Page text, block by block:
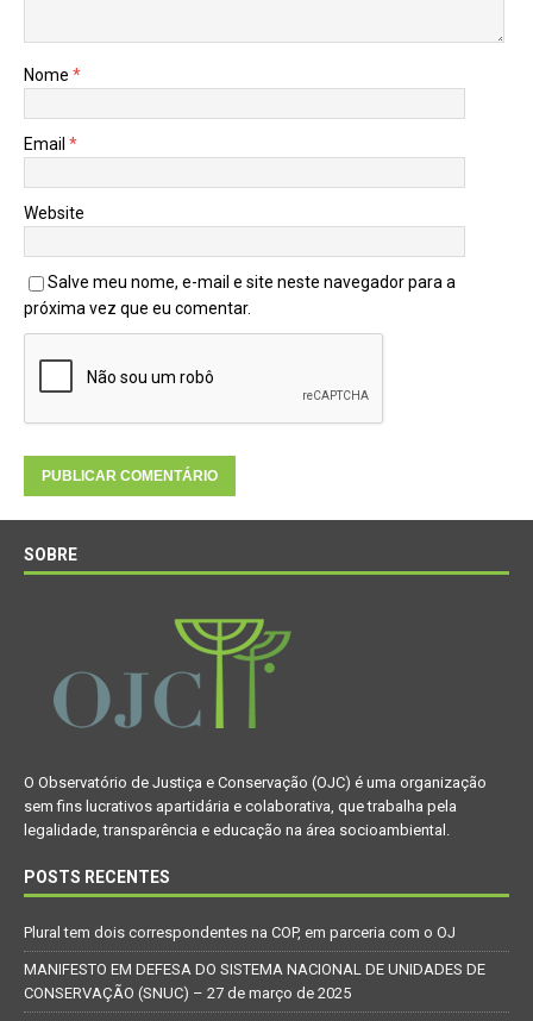
Nome *
Email *
Website
Salve meu nome, e-mail e site neste navegador para a
próxima vez que eu comentar.
SOBRE
O Observatório de Justiça e Conservação (OJC) é uma organização
sem fins lucrativos apartidária e colaborativa, que trabalha pela
legalidade, transparência e educação na área socioambiental.
POSTS RECENTES
Plural tem dois correspondentes na COP, em parceria com o OJ
MANIFESTO EM DEFESA DO SISTEMA NACIONAL DE UNIDADES DE
CONSERVAÇÃO (SNUC) – 27 de março de 2025